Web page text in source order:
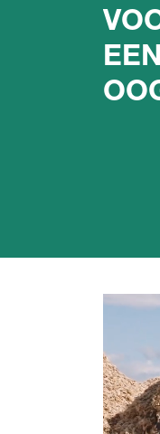
EEN